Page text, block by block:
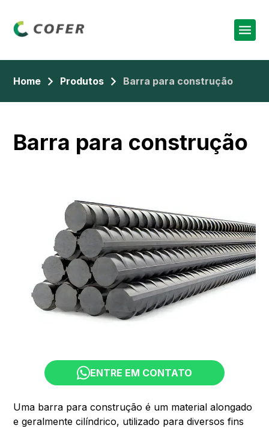
Home Produtos Barra para construção
Barra para construção
ENTRE EM CONTATO
Uma barra para construção é um material alongado
e geralmente cilíndrico, utilizado para diversos fins